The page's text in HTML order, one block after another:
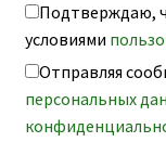
Подтверждаю,
условиями
Отправляя
персональных